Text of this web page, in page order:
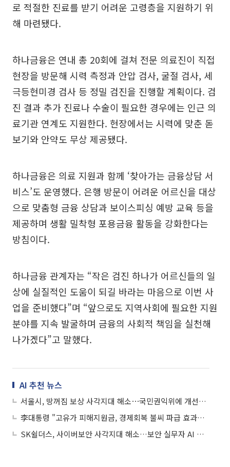
로 적절한 진료를 받기 어려운 고령층을 지원하기 위
해 마련됐다.
하나금융은 연내 총 20회에 걸쳐 전문 의료진이 직접
현장을 방문해 시력 측정과 안압 검사, 굴절 검사, 세
극등현미경 검사 등 정밀 검진을 진행할 계획이다. 검
진 결과 추가 진료나 수술이 필요한 경우에는 인근 의
료기관 연계도 지원한다. 현장에서는 시력에 맞춘 돋
보기와 안약도 무상 제공됐다.
하나금융은 의료 지원과 함께 ‘찾아가는 금융상담 서
비스’도 운영했다. 은행 방문이 어려운 어르신을 대상
으로 맞춤형 금융 상담과 보이스피싱 예방 교육 등을
제공하며 생활 밀착형 포용금융 활동을 강화한다는
방침이다.
하나금융 관계자는 “작은 검진 하나가 어르신들의 일
상에 실질적인 도움이 되길 바라는 마음으로 이번 사
업을 준비했다”며 “앞으로도 지역사회에 필요한 지원
분야를 지속 발굴하며 금융의 사회적 책임을 실천해
나가겠다”고 말했다.
AI 추천 뉴스
서울시, 땅꺼짐 보상 사각지대 해소⋯국민권익위에 개선안 제안
李대통령 "고유가 피해지원금, 경제회복 불씨 파급 효과⋯사각지대 살펴야"
SK쉴더스, 사이버보안 사각지대 해소…보안 실무자 AI 교육 프로그램 운영